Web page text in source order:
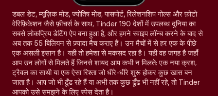
डबल डेट, म्यूज़िक मोड, ज्योतिष मोड, पासपोर्ट, रिलेशनशिप गोल्स और फ़ोटो
वेरिफ़िकेशन जैसे फ़ीचर्स के साथ, Tinder 190 देशों में उपलब्ध दुनिया का
सबसे लोकप्रिय डेटिंग ऐप बना हुआ है, और हमने स्वाइप लॉन्च करने के बाद से
अब तक 55 बिलियन से ज़्यादा मैच कराए हैं। उन मैचों में से हर एक के पीछे
एक असली इंसान है। यही तो हमेशा से मकसद रहा है। यही वह जगह है जहाँ
आप उन लोगों से मिलते हैं जिनसे शायद आप कभी न मिलते: एक नया क्रश,
ट्रैवल का साथी या एक ऐसा रिश्ता जो धीरे-धीरे शुरू होकर कुछ खास बन
जाता है। आप जो भी ढूँढ रहे हैं या अभी तक कुछ ढूँढ भी नहीं रहे, तो Tinder
आपको उसे समझने के लिए स्पेस देता है।